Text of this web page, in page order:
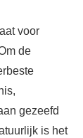
voor
de
gezeefd
is het